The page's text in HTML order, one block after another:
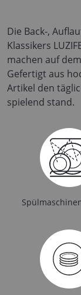
Die Back-,
Klassikers
machen auf
Gefertigt aus
Artikel den
spielend stand.